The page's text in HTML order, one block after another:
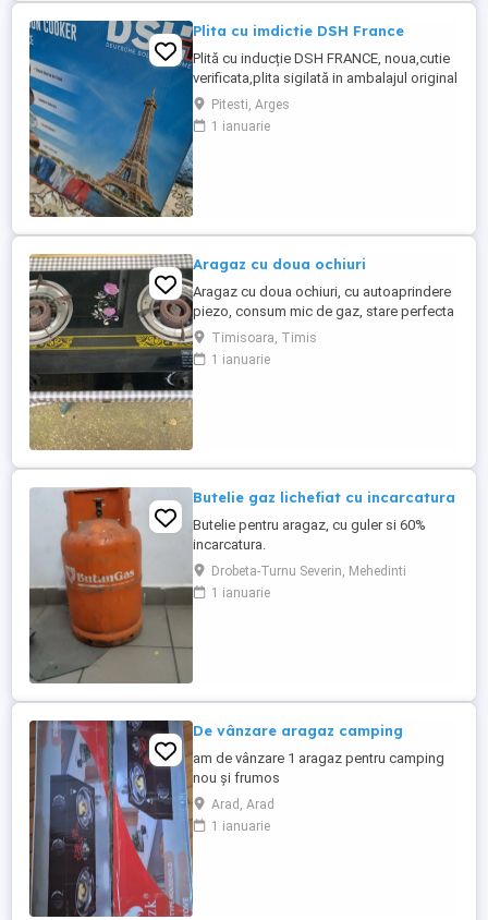
Plita cu imdictie DSH France
Plită cu inducție DSH FRANCE, noua,cutie
verificata,plita sigilată in ambalajul original
Prețul producătorului este de 600 euro. Se
poate verifica pe siteul producătorului.
Butoane cu ecran tactil. Suprafața netedă.
Pitesti, Arges
1 ianuarie
Aragaz cu doua ochiuri
Aragaz cu doua ochiuri, cu autoaprindere
piezo, consum mic de gaz, stare perfecta
de functionare si aspect impecabil
Timisoara, Timis
1 ianuarie
Butelie gaz lichefiat cu incarcatura
Butelie pentru aragaz, cu guler si 60%
incarcatura.
Drobeta-Turnu Severin, Mehedinti
1 ianuarie
De vânzare aragaz camping
am de vânzare 1 aragaz pentru camping
nou și frumos
Arad, Arad
1 ianuarie